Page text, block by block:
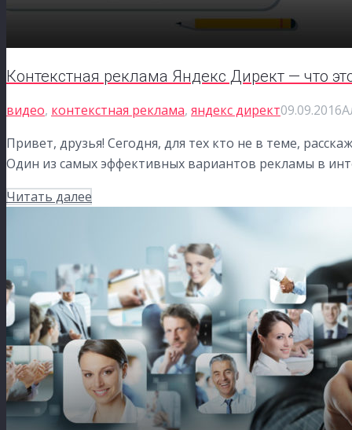
Контекстная реклама Яндекс Директ — что
видео, контекстная реклама, яндекс директ09.09.2016
Привет, друзья! Сегодня, для тех кто не в теме,
Один из самых эффективных вариантов рекламы в
Читать далее